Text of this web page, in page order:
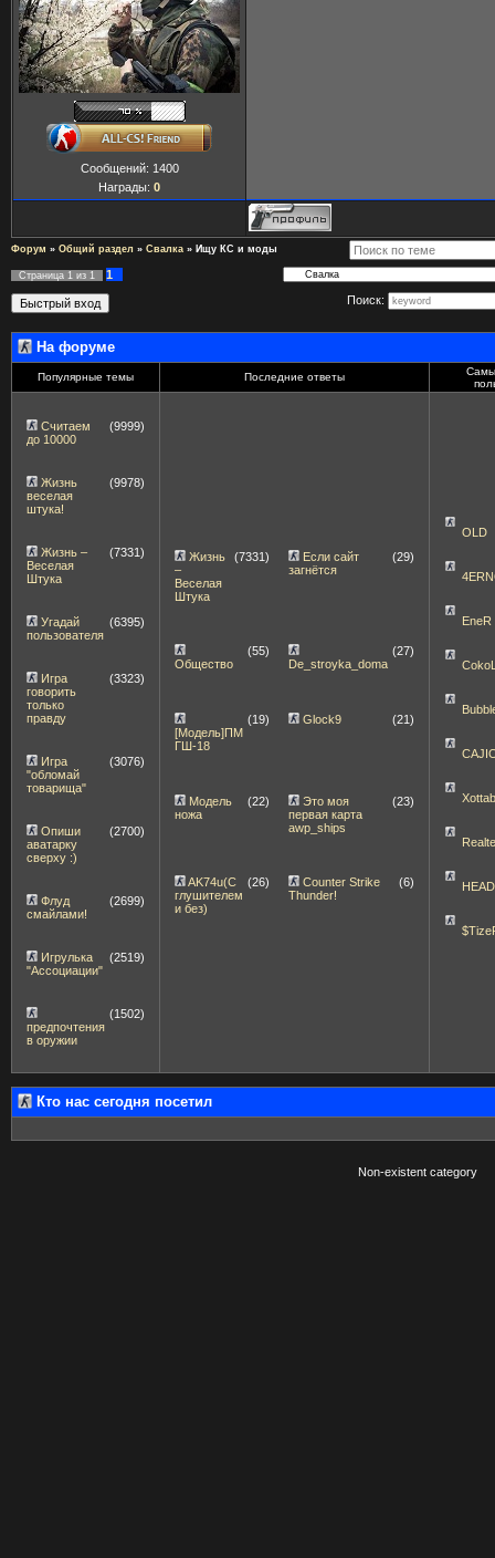
Сообщений: 1400
Награды: 0
Форум » Общий раздел » Свалка » Ищу КС и моды
Страница 1 из 1
1
Поиск:
На форуме
Популярные темы Последние ответы
Считаем
до 10000
(9999)
Жизнь
веселая
штука!
(9978)
Жизнь –
Веселая
Штука
(7331)
Угадай
пользователя
(6395)
Игра
говорить
только
правду
(3323)
Игра
"обломай
товарища"
(3076)
Опиши
аватарку
сверху :)
(2700)
Флуд
смайлами!
(2699)
Игрулька
"Ассоциации"
(2519)
предпочтения
в оружии
(1502)
Жизнь
–
Веселая
Штука
(7331)
Если сайт
загнётся
(29)
Общество
(55)
De_stroyka_doma
(27)
[Модель]ПМ
ГШ-18
(19) Glock9 (21)
Модель
ножа
(22)
Это моя
первая карта
awp_ships
(23)
AK74u(С
глушителем
и без)
(26)
Counter Strike
Thunder!
(6)
OLD
EneR
Кто нас сегодня посетил
Non-existent category